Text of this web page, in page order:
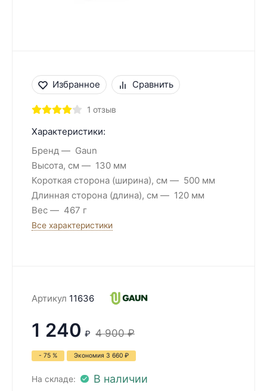
Избранное Сравнить
1 отзыв
Характеристики:
Бренд
Gaun
Высота, см
130 мм
Короткая сторона (ширина), см
500 мм
Длинная сторона (длина), см
120 мм
Вес
467 г
Все характеристики
Артикул 11636
1 240 ₽ 4 900 ₽
- 75 % Экономия 3 660 ₽
На складе: В наличии